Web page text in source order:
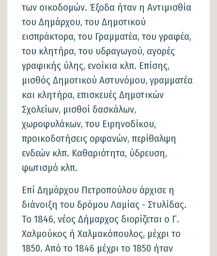
των οικοδομών. Έξοδα ήταν η Αντιμισθία
του Δημάρχου, του Δημοτικού
εισπράκτορα, του Γραμματέα, του γραφέα,
του κλητήρα, του υδραγωγού, αγορές
γραφικής ύλης, ενοίκια κλπ. Επίσης,
μισθός Δημοτικού Αστυνόμου, γραμματέα
και κλητήρα, επισκευές Δημοτικών
Σχολείων, μισθοί δασκάλων,
χωροφυλάκων, του Ειρηνοδίκου,
προικοδοτήσεις ορφανών, περίθαλψη
ενδεών κλπ. Καθαριότητα, ύδρευση,
φωτισμό κλπ.
Επί Δημάρχου Πετροπούλου άρχισε η
διάνοιξη του δρόμου Λαμίας - Στυλίδας.
Το 1846, νέος Δήμαρχος διορίζεται ο Γ.
Χαλμούκος ή Χαλμακόπουλος, μέχρι το
1850. Από το 1846 μέχρι το 1850 ήταν